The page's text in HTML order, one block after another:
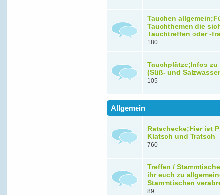
Tauchen
Tauchthemen die
Tauchtreffen oder -
180
Tauchplätze;Infos zu
(Süß- und Salzwasser
105
Allgemein
Ratschecke;Hier ist
Klatsch und Tratsch
760
Treffen /
ihr euch zu
Stammtischen
89